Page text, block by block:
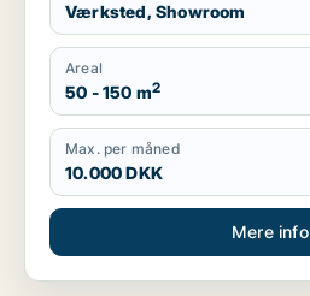
Værksted, Showroom
Areal
50 - 150 m2
Max. per måned
10.000 DKK
Mere info